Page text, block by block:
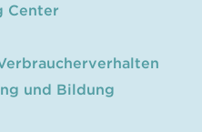
Center
und Bildung